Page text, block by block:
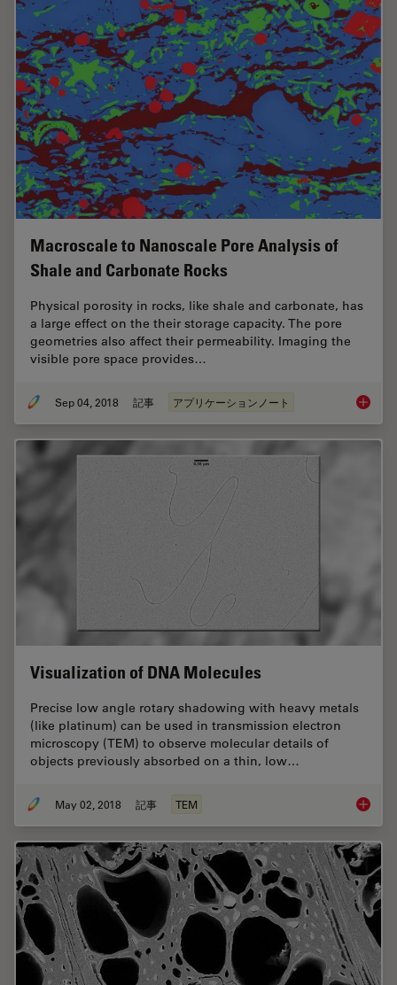
Macroscale to Nanoscale Pore Analysis of
Shale and Carbonate Rocks
Physical porosity in rocks, like shale and carbonate, has
a large effect on the their storage capacity. The pore
geometries also affect their permeability. Imaging the
visible pore space provides…
Sep 04, 2018 記事 アプリケーションノート
Visualization of DNA Molecules
Precise low angle rotary shadowing with heavy metals
(like platinum) can be used in transmission electron
microscopy (TEM) to observe molecular details of
objects previously absorbed on a thin, low…
May 02, 2018 記事 TEM